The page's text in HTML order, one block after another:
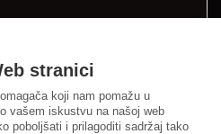
STATUS PLATFORME
stranici
koji nam pomažu u
vašem iskustvu na našoj web
poboljšati i prilagoditi sadržaj tako